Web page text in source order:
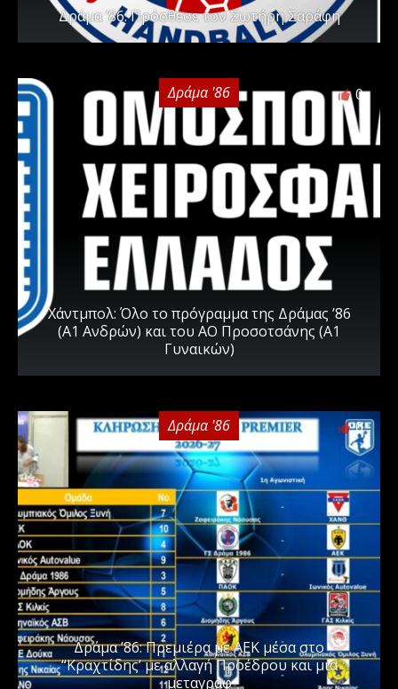
Δράμα ’86: Πρόσθεσε τον Σωτήρη Σαράφη
Δράμα '86 0
Χάντμπολ: Όλο το πρόγραμμα της Δράμας ’86
(Α1 Ανδρών) και του ΑΟ Προσοτσάνης (Α1
Γυναικών)
Δράμα '86 0
Δράμα ’86: Πρεμιέρα με ΑΕΚ μέσα στο
“Κραχτίδης’ με αλλαγή Προέδρου και μια
μεταγραφ